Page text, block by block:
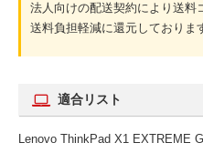
法人向けの配送契約により送料
送料負担軽減に還元しておりま
適合リスト
Lenovo ThinkPad X1 EXTREME